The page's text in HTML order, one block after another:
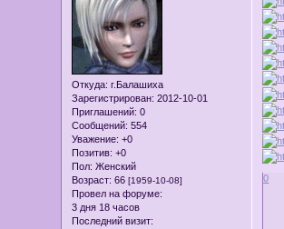
Откуда: г.Балашиха
Зарегистрирован: 2012-10-01
Приглашений: 0
Сообщений: 554
Уважение: +0
Позитив: +0
Пол: Женский
Возраст: 66[1959-10-08]
Провел на форуме:
3 дня 18 часов
Последний визит:
0